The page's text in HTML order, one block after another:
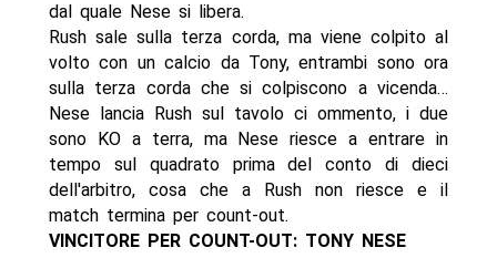
dal quale Nese si libera.
Rush sale sulla terza corda, ma viene colpito al
volto con un calcio da Tony, entrambi sono ora
sulla terza corda che si colpiscono a vicenda…
Nese lancia Rush sul tavolo ci ommento, i due
sono KO a terra, ma Nese riesce a entrare in
tempo sul quadrato prima del conto di dieci
dell'arbitro, cosa che a Rush non riesce e il
match termina per count-out.
VINCITORE PER COUNT-OUT: TONY NESE